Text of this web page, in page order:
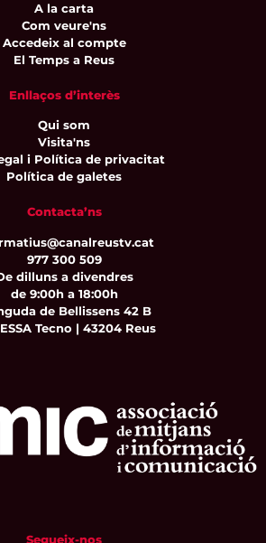
A la carta
Com veure'ns
Accedeix al compte
El Temps a Reus
Enllaços d’interès
Qui som
Visita'ns
i Política de privacitat
Política de galetes
Contacta’ns
977 300 509
dilluns a divendres
de 9:00h a 18:00h
de Bellissens 42 B
Tecno | 43204 Reus
Segueix-nos